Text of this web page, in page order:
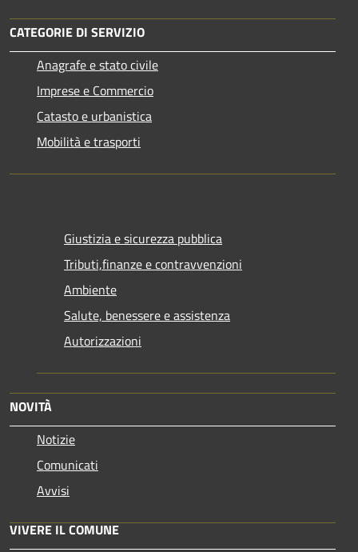
CATEGORIE DI SERVIZIO
Anagrafe e stato civile
Imprese e Commercio
Catasto e urbanistica
Mobilità e trasporti
Giustizia e sicurezza pubblica
Tributi,finanze e contravvenzioni
Ambiente
Salute, benessere e assistenza
Autorizzazioni
NOVITÀ
Notizie
Comunicati
Avvisi
VIVERE IL COMUNE